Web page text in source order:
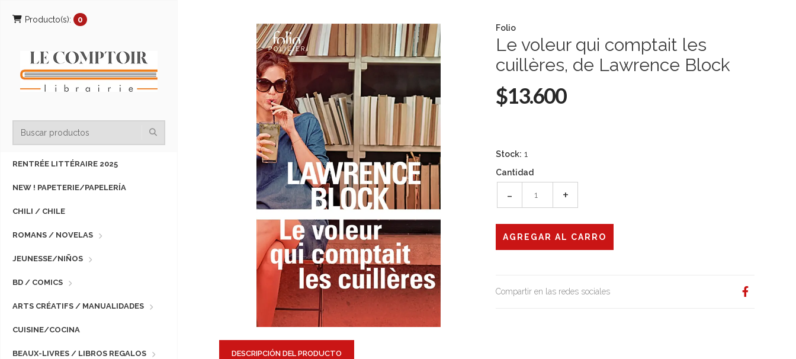
Producto(s): 0
RENTRÉE LITTÉRAIRE 2025
NEW ! PAPETERIE/PAPELERÍA
CHILI / CHILE
ROMANS / NOVELAS
JEUNESSE/NIÑOS
BD / COMICS
ARTS CRÉATIFS / MANUALIDADES
CUISINE/COCINA
BEAUX-LIVRES / LIBROS REGALOS
Folio
Le voleur qui comptait les
cuillères, de Lawrence Block
$13.600
Stock: 1
Cantidad
- +
Compartir en las redes sociales
DESCRIPCIÓN DEL PRODUCTO